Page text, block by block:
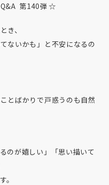
Q&A 第140弾 ☆
き、
ないかも」と不安になるの
とばかりで戸惑うのも自然
のが嬉しい」「思い描いて
。